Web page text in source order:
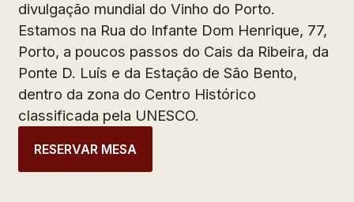
divulgação mundial do Vinho do Porto.
Estamos na Rua do Infante Dom Henrique, 77,
Porto, a poucos passos do Cais da Ribeira, da
Ponte D. Luís e da Estação de São Bento,
dentro da zona do Centro Histórico
classificada pela UNESCO.
RESERVAR MESA